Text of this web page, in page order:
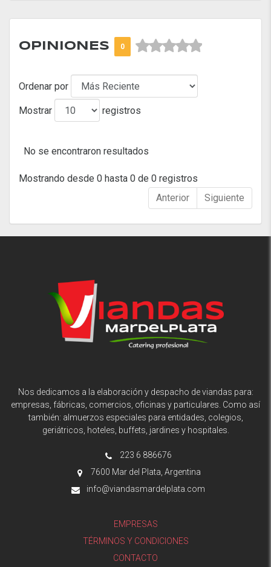
OPINIONES 0 


Ordenar por
Mostrar registros
No se encontraron resultados
Mostrando desde 0 hasta 0 de 0 registros
Anterior
Siguiente
Nos dedicamos a la elaboración y despacho de viandas para:
empresas, fábricas, comercios, oficinas y particulares. Como así
también: almuerzos especiales para entidades, colegios,
geriátricos, hoteles, buffets, jardines y hospitales.
223 6 886676
7600 Mar del Plata, Argentina
info@viandasmardelplata.com
EMPRESAS
TÉRMINOS Y CONDICIONES
CONTACTO